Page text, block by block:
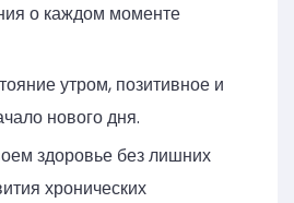
о каждом моменте
утром, позитивное и
нового дня.
здоровье без лишних
хронических